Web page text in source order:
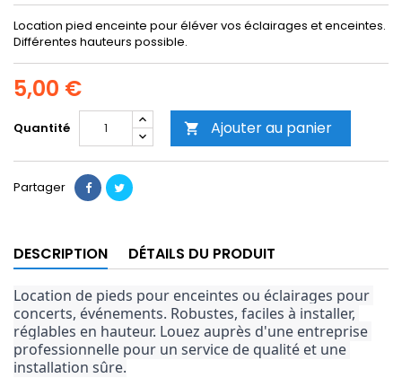
Location pied enceinte pour éléver vos éclairages et enceintes.
Différentes hauteurs possible.
5,00 €
Quantité  Ajouter au panier
Partager
DESCRIPTION DÉTAILS DU PRODUIT
Location de pieds pour enceintes ou éclairages pour
concerts, événements. Robustes, faciles à installer,
réglables en hauteur. Louez auprès d'une entreprise
professionnelle pour un service de qualité et une
installation sûre.